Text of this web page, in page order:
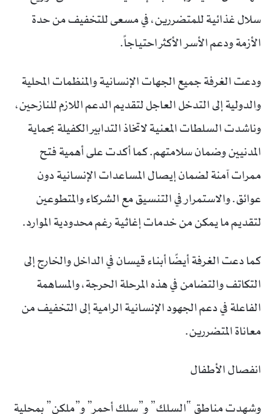
سلال غذائية للمتضررين، في مسعى للتخفيف من حدة
الأزمة ودعم الأسر الأكثر احتياجاً.
ودعت الغرفة جميع الجهات الإنسانية والمنظمات المحلية
والدولية إلى التدخل العاجل لتقديم الدعم اللازم للنازحين،
وناشدت السلطات المعنية لاتخاذ التدابير الكفيلة بحماية
المدنيين وضمان سلامتهم. كما أكدت على أهمية فتح
ممرات آمنة لضمان إيصال المساعدات الإنسانية دون
عوائق. والاستمرار في التنسيق مع الشركاء والمتطوعين
لتقديم ما يمكن من خدمات إغاثية رغم محدودية الموارد.
كما دعت الغرفة أيضًا أبناء قيسان في الداخل والخارج إلى
التكاتف والتضامن في هذه المرحلة الحرجة، والمساهمة
الفاعلة في دعم الجهود الإنسانية الرامية إلى التخفيف من
معاناة المتضررين.
انفصال الأطفال
وشهدت مناطق “السلك” و”سلك أحمر” و”ملكن” بمحلية